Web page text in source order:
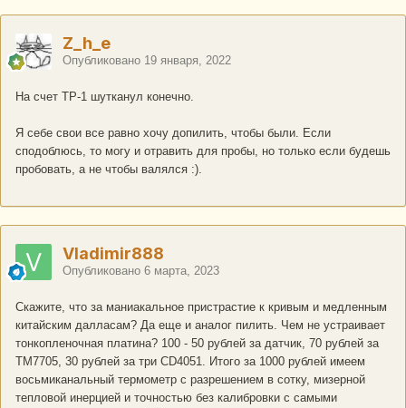
Z_h_e
Опубликовано 19 января, 2022
На счет ТР-1 шутканул конечно.
Я себе свои все равно хочу допилить, чтобы были. Если
сподоблюсь, то могу и отравить для пробы, но только если будешь
пробовать, а не чтобы валялся :).
Vladimir888
Опубликовано 6 марта, 2023
Скажите, что за маниакальное пристрастие к кривым и медленным
китайским далласам? Да еще и аналог пилить. Чем не устраивает
тонкопленочная платина? 100 - 50 рублей за датчик, 70 рублей за
TM7705, 30 рублей за три CD4051. Итого за 1000 рублей имеем
восьмиканальный термометр с разрешением в сотку, мизерной
тепловой инерцией и точностью без калибровки с самыми